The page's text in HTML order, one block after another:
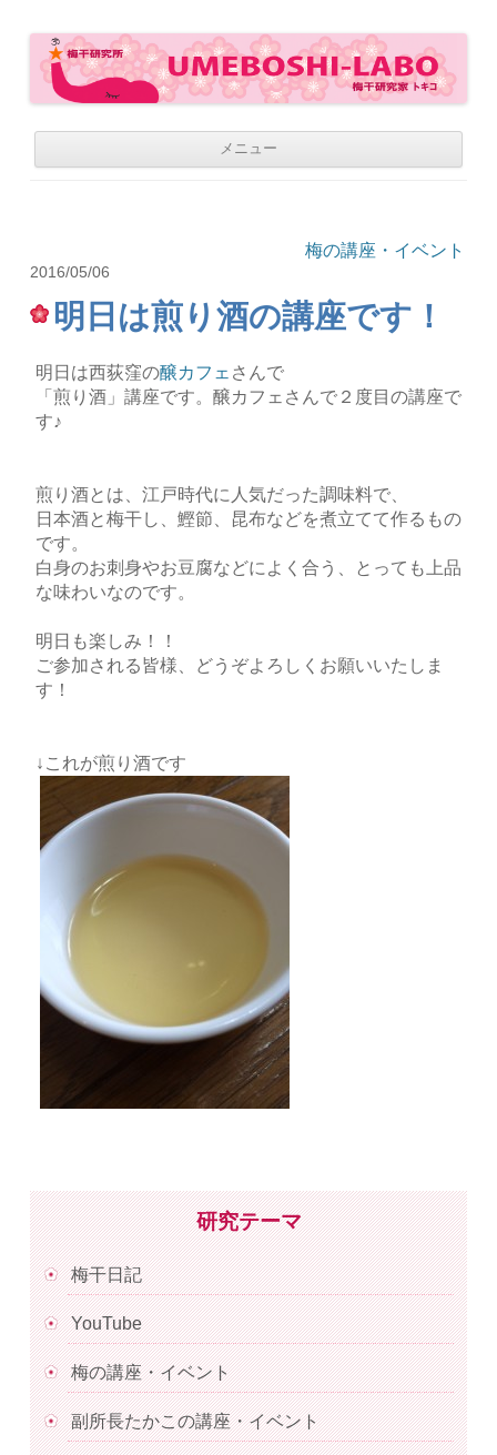
WE LOVE UMEBOSHI
メニュー
梅の講座・イベント
2016/05/06
明日は煎り酒の講座です！
明日は西荻窪の醸カフェ さんで
「煎り酒」講座です。醸カフェさんで２度目の講座で
す♪
煎り酒とは、江戸時代に人気だった調味料で、
日本酒と梅干し、鰹節、昆布などを煮立てて作るもの
です。
白身のお刺身やお豆腐などによく合う、とっても上品
な味わいなのです。
明日も楽しみ！！
ご参加される皆様、どうぞよろしくお願いいたしま
す！
↓これが煎り酒です
研究テーマ
梅干日記
YouTube
梅の講座・イベント
副所長たかこの講座・イベント